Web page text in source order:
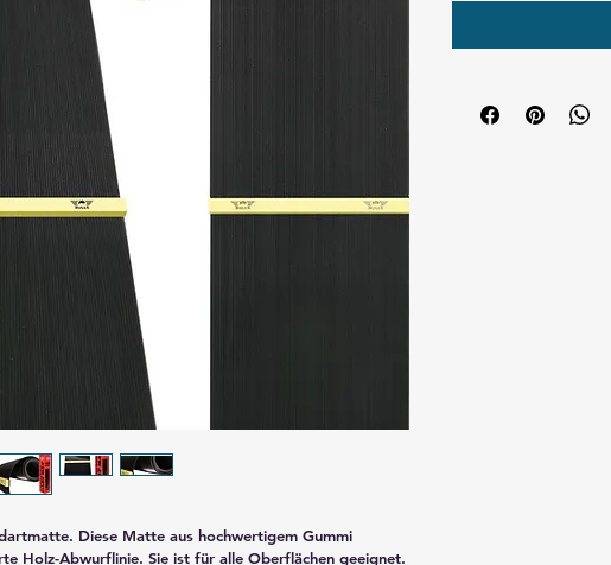
Holz-Abwurflinie. Sie ist für alle Oberflächen geeignet.